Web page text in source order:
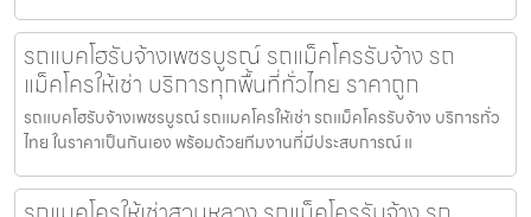
รถแบคโฮรับจ้างเพชรบูรณ์ รถแม็คโครรับจ้าง รถ
แม็คโครให้เช่า บริการทุกพื้นที่ทั่วไทย ราคาถูก
รถแบคโฮรับจ้างเพชรบูรณ์ รถแมคโครให้เช่า รถแม็คโครรับจ้าง บริการทั่ว
ไทย ในราคาเป็นกันเอง พร้อมด้วยทีมงานที่มีประสบการณ์ แ